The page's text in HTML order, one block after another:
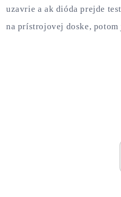
uzavrie a ak dióda prejde
na prístrojovej doske,